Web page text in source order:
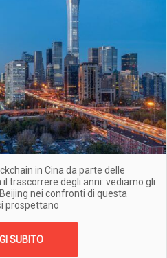
in Cina da parte delle
trascorrere degli anni: vediamo gli
nei confronti di questa
prospettano
SUBITO